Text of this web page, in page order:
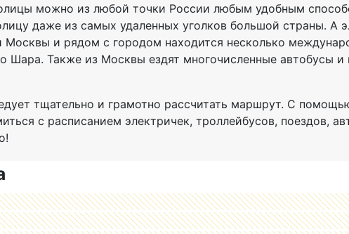
можно из любой точки России любым удобным
даже из самых удаленных уголков большой страны. А
и рядом с городом находится несколько
Шара. Также из Москвы ездят многочисленные автобусы
тщательно и грамотно рассчитать маршрут. С
с расписанием электричек, троллейбусов, поездов,